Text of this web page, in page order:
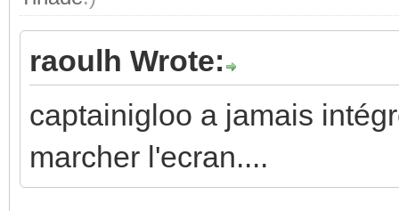
raoulh Wrote:
captainigloo a jamais
marcher l'ecran....